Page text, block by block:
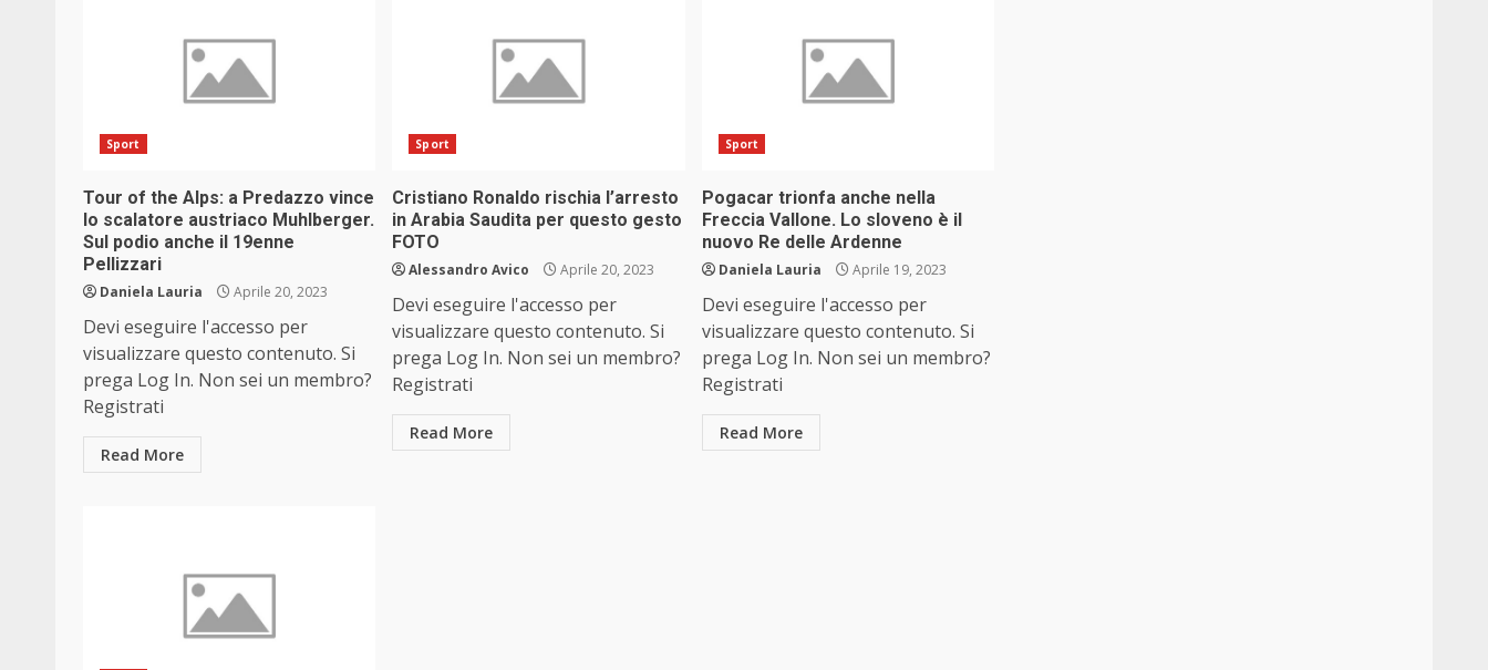
Sport
Tour of the Alps: a Predazzo vince
lo scalatore austriaco Muhlberger.
Sul podio anche il 19enne
Pellizzari
Daniela Lauria Aprile 20, 2023
Devi eseguire l'accesso per
visualizzare questo contenuto. Si
prega Log In. Non sei un membro?
Registrati
Read More
Sport
Cristiano Ronaldo rischia l’arresto
in Arabia Saudita per questo gesto
FOTO
Alessandro Avico Aprile 20, 2023
Devi eseguire l'accesso per
visualizzare questo contenuto. Si
prega Log In. Non sei un membro?
Registrati
Read More
Sport
Pogacar trionfa anche nella
Freccia Vallone. Lo sloveno è il
nuovo Re delle Ardenne
Daniela Lauria Aprile 19, 2023
Devi eseguire l'accesso per
visualizzare questo contenuto. Si
prega Log In. Non sei un membro?
Registrati
Read More